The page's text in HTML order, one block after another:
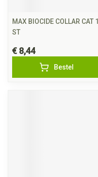
MAX BIOCIDE COLLAR CAT 1
ST
€ 8,44
Bestel